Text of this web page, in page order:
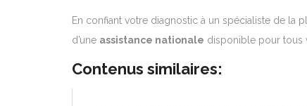
En confiant votre diagnostic à un spécialiste de la
d’une assistance nationale disponible pour tous
Contenus similaires: